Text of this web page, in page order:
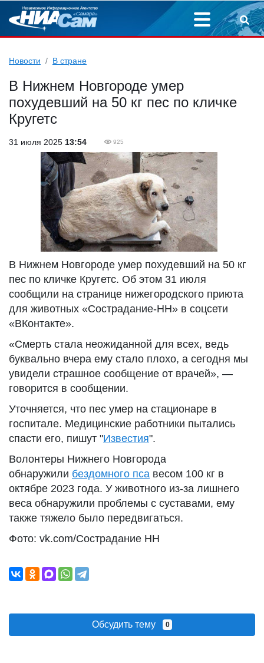
Новости В стране
В Нижнем Новгороде умер
похудевший на 50 кг пес по кличке
Кругетс
31 июля 2025 13:54 925
В Нижнем Новгороде умер похудевший на 50 кг
пес по кличке Кругетс. Об этом 31 июля
сообщили на странице нижегородского приюта
для животных «Сострадание-НН» в соцсети
«ВКонтакте».
«Смерть стала неожиданной для всех, ведь
буквально вчера ему стало плохо, а сегодня мы
увидели страшное сообщение от врачей», —
говорится в сообщении.
Уточняется, что пес умер на стационаре в
госпитале. Медицинские работники пытались
спасти его, пишут "Известия".
Волонтеры Нижнего Новгорода
обнаружили бездомного пса весом 100 кг в
октябре 2023 года. У животного из-за лишнего
веса обнаружили проблемы с суставами, ему
также тяжело было передвигаться.
Фото: vk.com/Сострадание НН
Обсудить тему 0